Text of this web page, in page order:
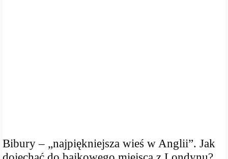
Bibury – „najpiękniejsza wieś w Anglii”. Jak